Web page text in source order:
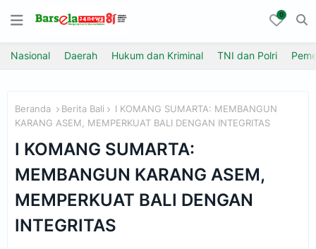
0
Nasional Daerah Hukum dan Kriminal TNI dan Polri
Beranda Berita Bali
I KOMANG SUMARTA: MEMBANGUN
KARANG ASEM, MEMPERKUAT BALI DENGAN INTEGRITAS
I KOMANG SUMARTA:
MEMBANGUN KARANG ASEM,
MEMPERKUAT BALI DENGAN
INTEGRITAS